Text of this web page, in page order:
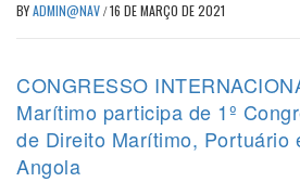
BYADMIN@NAV/16 DE MARÇO DE 2021
CONGRESSO
Marítimo participa de 1º
de Direito Marítimo, Portuário
Angola